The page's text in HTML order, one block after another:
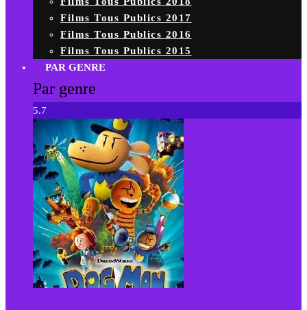
Films Tous Publics 2017
Films Tous Publics 2016
Films Tous Publics 2015
PAR GENRE
Par genre
5.7